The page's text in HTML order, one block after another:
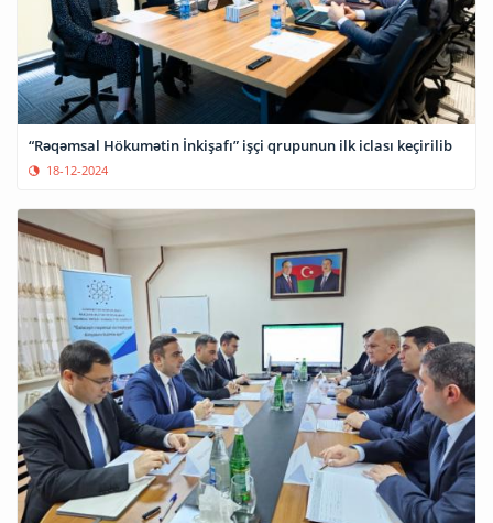
“Rəqəmsal Hökumətin İnkişafı” işçi qrupunun ilk iclası keçirilib
18-12-2024